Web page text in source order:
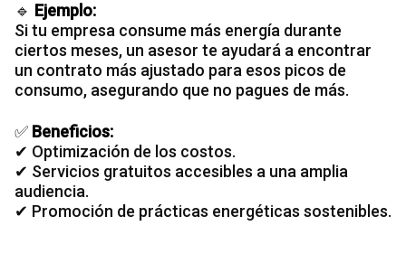
🔹 Ejemplo:
Si tu empresa consume más energía durante
ciertos meses, un asesor te ayudará a encontrar
un contrato más ajustado para esos picos de
consumo, asegurando que no pagues de más.
✅ Beneficios:
✔ Optimización de los costos.
✔ Servicios gratuitos accesibles a una amplia
audiencia.
✔ Promoción de prácticas energéticas sostenibles.